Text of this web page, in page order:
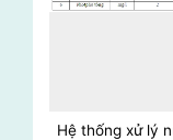
Hệ thống xử lý